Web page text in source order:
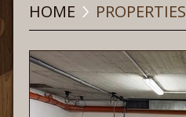
HOME PROPERTIES